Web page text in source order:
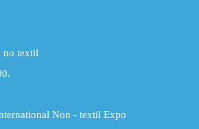
no textil
Non - textil Expo